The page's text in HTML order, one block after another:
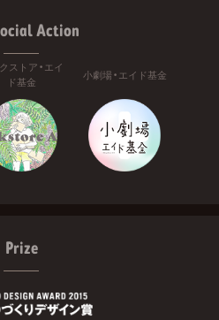
Action
ストア・エイ
ド基金
小劇場・エイド基金
Prize